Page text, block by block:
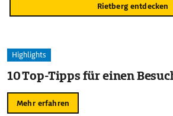
Rietberg entdecken
Highlights
10 Top-Tipps für einen
Mehr erfahren